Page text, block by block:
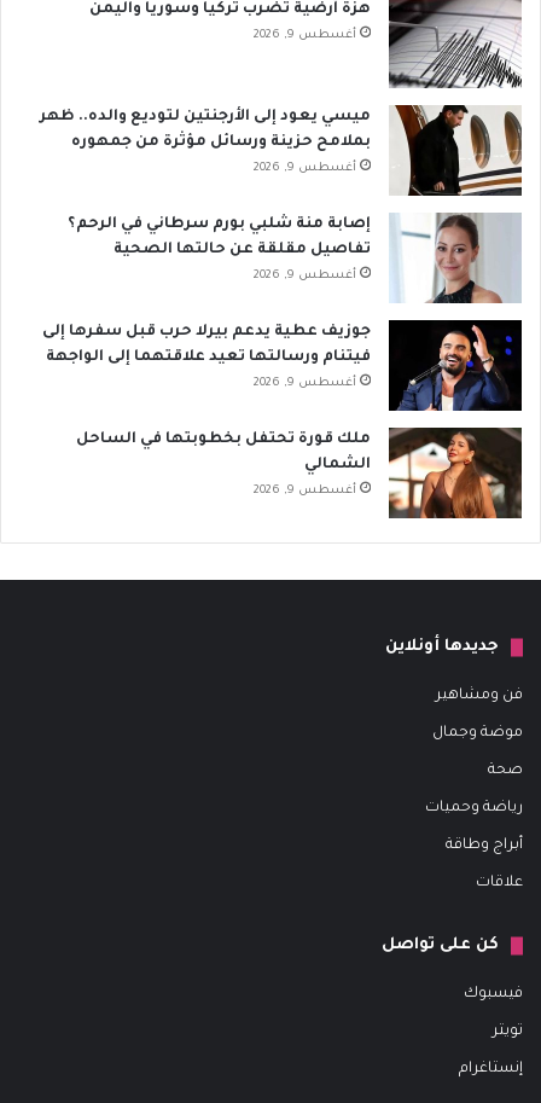
هزة أرضية تضرب تركيا وسوريا واليمن
أغسطس 9, 2026
ميسي يعود إلى الأرجنتين لتوديع والده.. ظهر
بملامح حزينة ورسائل مؤثرة من جمهوره
أغسطس 9, 2026
إصابة منة شلبي بورم سرطاني في الرحم؟
تفاصيل مقلقة عن حالتها الصحية
أغسطس 9, 2026
جوزيف عطية يدعم بيرلا حرب قبل سفرها إلى
فيتنام ورسالتها تعيد علاقتهما إلى الواجهة
أغسطس 9, 2026
ملك قورة تحتفل بخطوبتها في الساحل
الشمالي
أغسطس 9, 2026
جديدها أونلاين
فن ومشاهير
موضة وجمال
صحة
رياضة وحميات
أبراج وطاقة
علاقات
كن على تواصل
فيسبوك
تويتر
إنستاغرام